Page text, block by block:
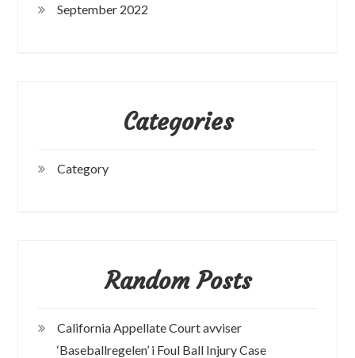
September 2022
Categories
Category
Random Posts
California Appellate Court avviser
‘Baseballregelen’ i Foul Ball Injury Case